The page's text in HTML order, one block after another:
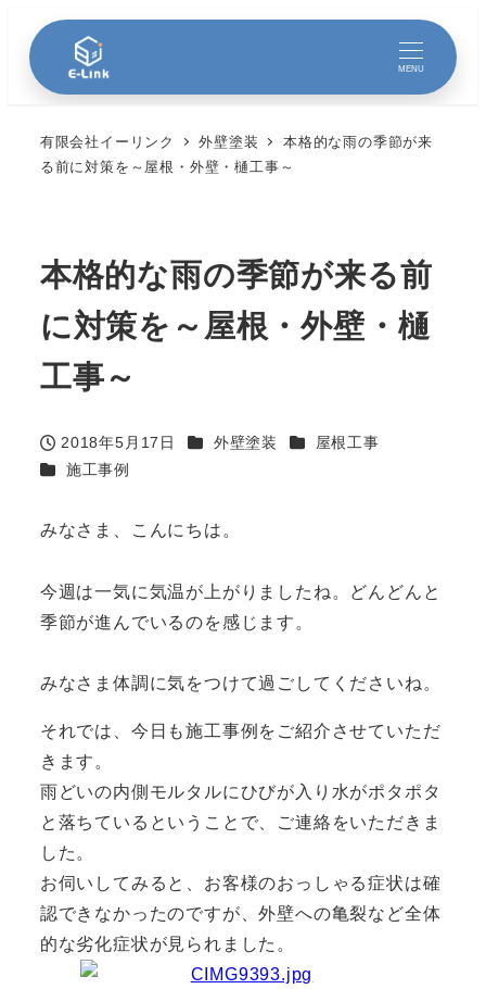
MENU
有限会社イーリンク 外壁塗装
本格的な雨の季節が来
る前に対策を～屋根・外壁・樋工事～
本格的な雨の季節が来る前
に対策を～屋根・外壁・樋
工事～
投稿日
2018年5月17日 カテゴリー
外壁塗装 カテゴリー
屋根工事
カテゴリー
施工事例
みなさま、こんにちは。
今週は一気に気温が上がりましたね。どんどんと
季節が進んでいるのを感じます。
みなさま体調に気をつけて過ごしてくださいね。
それでは、今日も施工事例をご紹介させていただ
きます。
雨どいの内側モルタルにひびが入り水がポタポタ
と落ちているということで、ご連絡をいただきま
した。
お伺いしてみると、お客様のおっしゃる症状は確
認できなかったのですが、外壁への亀裂など全体
的な劣化症状が見られました。